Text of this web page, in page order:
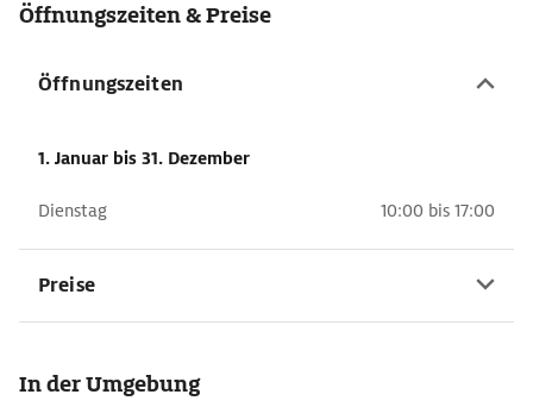
Öffnungszeiten & Preise
Öffnungszeiten
1. Januar bis 31. Dezember
Dienstag 10:00 bis 17:00
Preise
In der Umgebung